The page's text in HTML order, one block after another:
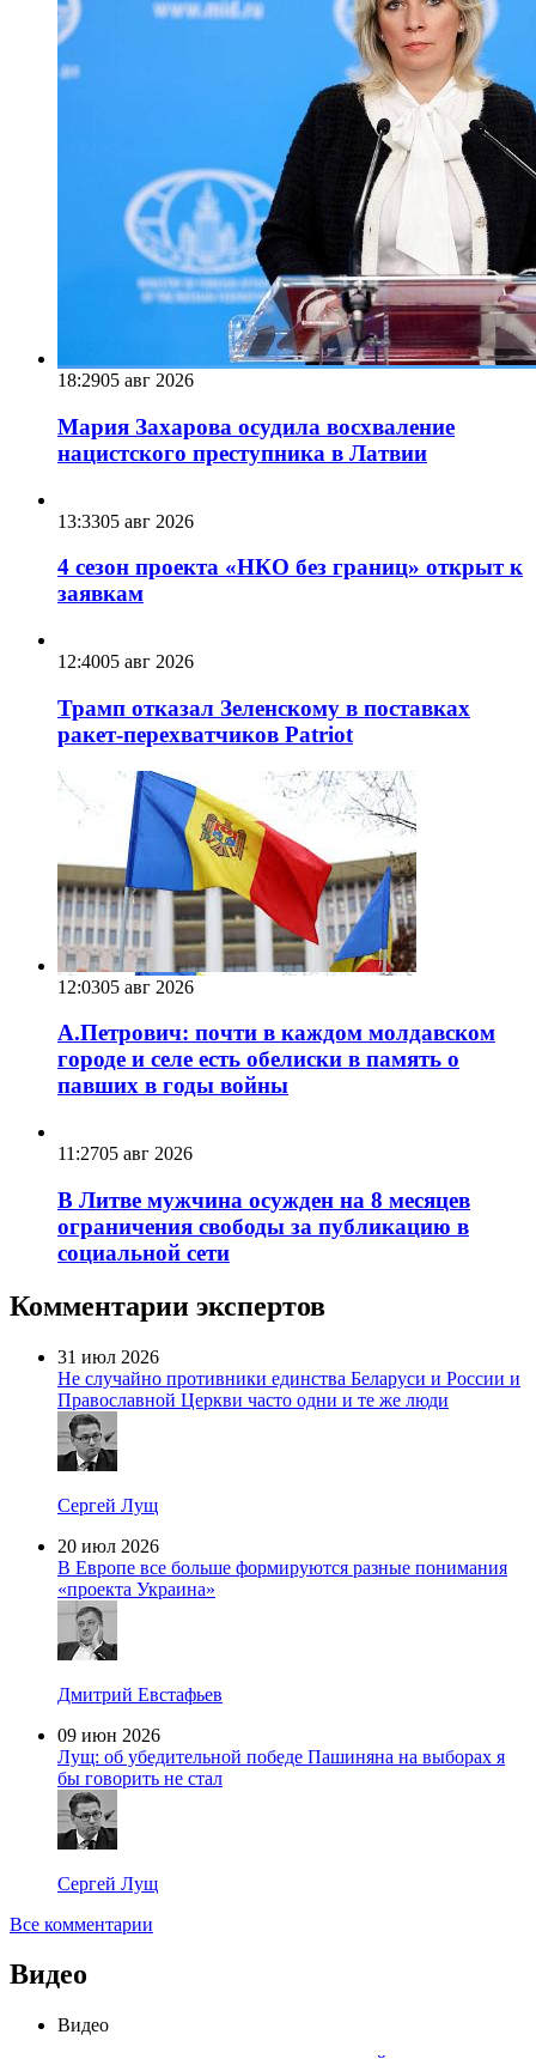
18:2905 авг 2026
Мария Захарова осудила восхваление
нацистского преступника в Латвии
13:3305 авг 2026
4 сезон проекта «НКО без границ» открыт к
заявкам
12:4005 авг 2026
Трамп отказал Зеленскому в поставках
ракет-перехватчиков Patriot
12:0305 авг 2026
А.Петрович: почти в каждом молдавском
городе и селе есть обелиски в память о
павших в годы войны
11:2705 авг 2026
В Литве мужчина осужден на 8 месяцев
ограничения свободы за публикацию в
социальной сети
Комментарии экспертов
31 июл 2026
Не случайно противники единства Беларуси и России и
Православной Церкви часто одни и те же люди
Сергей Лущ
20 июл 2026
В Европе все больше формируются разные понимания
«проекта Украина»
Дмитрий Евстафьев
09 июн 2026
Лущ: об убедительной победе Пашиняна на выборах я
бы говорить не стал
Сергей Лущ
Все комментарии
Видео
Видео